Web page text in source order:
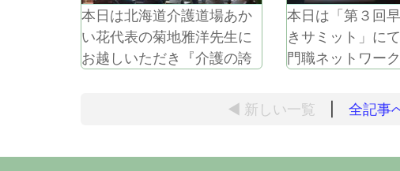
ら様々な研修会に参加して
います。今年度も多くの研
修会に参加する事ができま
情報であっても
と信じてしまい
ちも予防や対応
誤情報だったと
本日は北海道介護道場あか
い花代表の菊地雅洋先生に
お越しいただき『介護の誇
致しました。多数の事業所
本日は「第３回
きサミット」に
門職ネットワー
校区社会福祉協
域づくりの取り
◀ 新しい一覧 全記事